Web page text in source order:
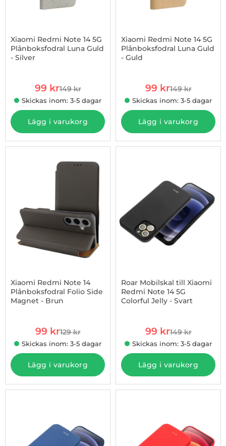
Xiaomi Redmi Note 14 5G
Plånboksfodral Luna Guld
- Silver
rea pris
99 krtidigare pris
149 kr
Skickas inom: 3-5 dagar
Lägg i varukorg
Xiaomi Redmi Note 14 5G
Plånboksfodral Luna Guld
- Guld
rea pris
99 krtidigare pris
149 kr
Skickas inom: 3-5 dagar
Lägg i varukorg
Xiaomi Redmi Note 14
Plånboksfodral Folio Side
Magnet - Brun
rea pris
99 krtidigare pris
129 kr
Skickas inom: 3-5 dagar
Lägg i varukorg
Roar Mobilskal till Xiaomi
Redmi Note 14 5G
Colorful Jelly - Svart
rea pris
99 krtidigare pris
149 kr
Skickas inom: 3-5 dagar
Lägg i varukorg